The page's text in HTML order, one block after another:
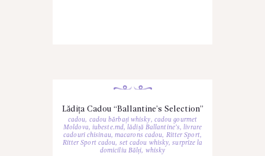
Lădița Cadou “Ballantine’s Selection”
cadou, cadou bărbați whisky, cadou gourmet
Moldova, iubeste.md,lădiță Ballantine’s,livrare
cadouri chisinau, macarons cadou, Ritter Sport,
Ritter Sport cadou, set cadou whisky,surprize la
domiciliu Bălți, whisky